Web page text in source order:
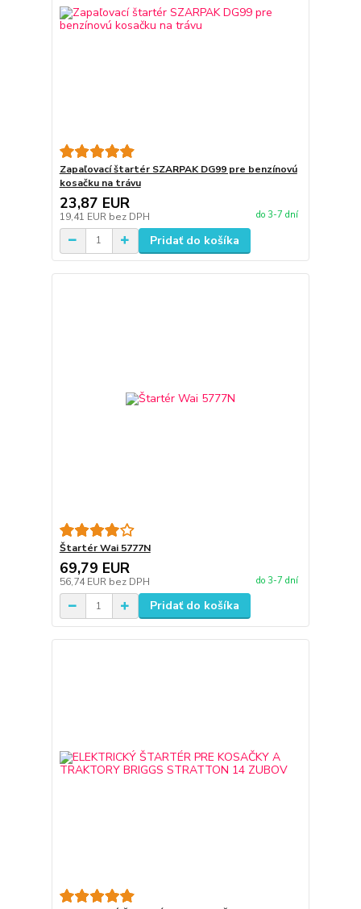
Zapaľovací štartér SZARPAK DG99 pre benzínovú
kosačku na trávu
23,87 EUR
19,41 EUR bez DPH do 3-7 dní
Pridať do košíka
Štartér Wai 5777N
69,79 EUR
56,74 EUR bez DPH do 3-7 dní
Pridať do košíka